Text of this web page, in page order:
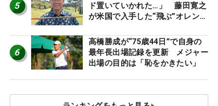
5
ド置いていかれた…」 藤田寛之
が米国で入手した“飛ぶ”オレンジ
6
高橋勝成が“75歳44日”で自身の
最年長出場記録を更新 メジャー
出場の目的は「恥をかきたい」